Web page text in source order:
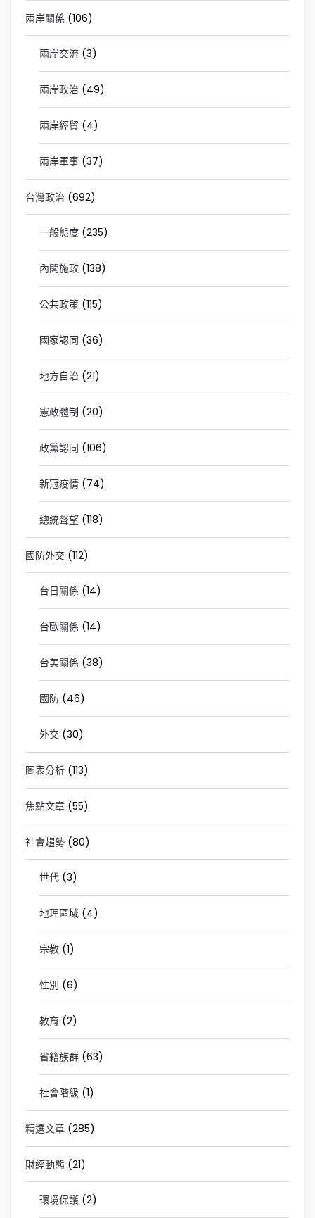
兩岸關係 (106)
兩岸交流 (3)
兩岸政治 (49)
兩岸經貿 (4)
兩岸軍事 (37)
台灣政治 (692)
一般態度 (235)
內閣施政 (138)
公共政策 (115)
國家認同 (36)
地方自治 (21)
憲政體制 (20)
政黨認同 (106)
新冠疫情 (74)
總統聲望 (118)
國防外交 (112)
台日關係 (14)
台歐關係 (14)
台美關係 (38)
國防 (46)
外交 (30)
圖表分析 (113)
焦點文章 (55)
社會趨勢 (80)
世代 (3)
地理區域 (4)
宗教 (1)
性別 (6)
教育 (2)
省籍族群 (63)
社會階級 (1)
精選文章 (285)
財經動態 (21)
環境保護 (2)